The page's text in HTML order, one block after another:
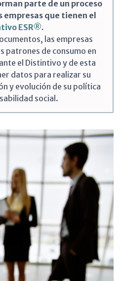
parte de un proceso
que tienen el
ESR®.
las empresas
patrones de consumo en
el Distintivo y de esta
datos para realizar su
y evolución de su política
social.